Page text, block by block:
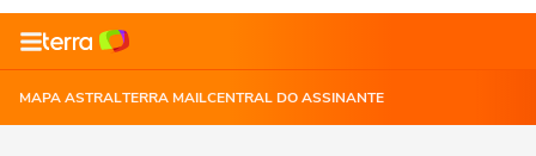
MAPA ASTRALTERRA MAILCENTRAL DO ASSINANTE